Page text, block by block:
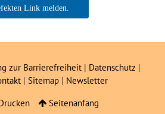
Jan Steckmeister
zur Barrierefreiheit | Datenschutz |
| Sitemap| Newsletter
Seitenanfang